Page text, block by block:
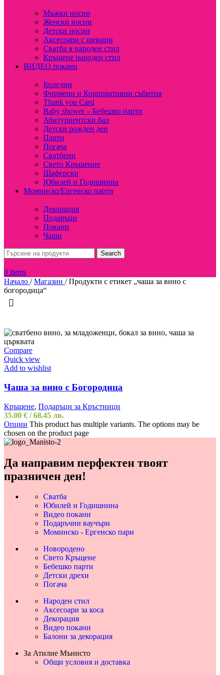
Мъжки носии
Женски носии
Детски носии
Аксесоари с шевици
Сватба в народен стил
Кръщене народен стил
ВИДЕО покани
Коледни
Фирмени и Корпоративни събития
Thank you Card
Baby shower – Бебешко парти
Абитуриентски бал
Детски рожден ден
Парти
Погача
Сватбени
Свето Кръщение
Шаферски
Юбилей и Годишнина
Моминско/Ергенско парти
Декорация
Подаръци
Покани
Чаши
Search
0 items
Начало / Магазин / Продукти с етикет „чаша за вино с
богородица“
Compare
Quick view
Add to wishlist
Чаша за вино с Богородица
Кръщене, Подаръци за Кръстници
35.00 € / 68.45 лв.
Опции This product has multiple variants. The options may be
chosen on the product page
Да направим перфектен твоят
празничен ден!
Сватба
Юбилей и Годишнина
Видео покани
Подаръчни ваучъри
Моминско - Ергенско пари
Новородено
Свето Кръщене
Бебешко парти
Детски дрехи
Погача
Народен стил
Аксесоари за коса
Декорация
Видео покани
Балони за декорация
За Атилие Мънисто
Общи условия и доставка